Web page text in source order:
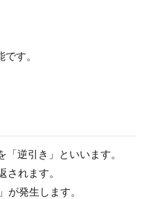
す。
逆引き」といいます。
れます。
発生します。